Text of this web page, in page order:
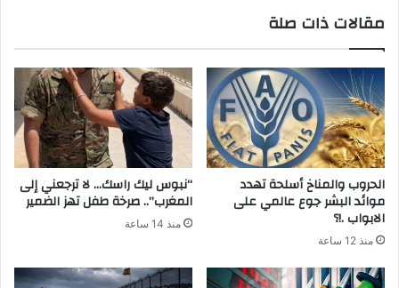
مقالات ذات صلة
الحروب والمناخ أسلحة تهدد
موائد البشر جوع عالمي على
الابواب .!؟
منذ 12 ساعة
“نبوس ليك راسك… لا ترجعني إلى
المغرب”.. صرخة طفل تهز الضمير
منذ 14 ساعة